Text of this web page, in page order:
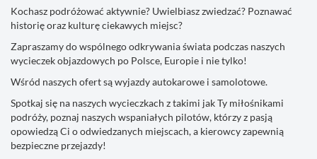
Kochasz podróżować aktywnie? Uwielbiasz zwiedzać? Poznawać
historię oraz kulturę ciekawych miejsc?
Zapraszamy do wspólnego odkrywania świata podczas naszych
wycieczek objazdowych po Polsce, Europie i nie tylko!
Wśród naszych ofert są wyjazdy autokarowe i samolotowe.
Spotkaj się na naszych wycieczkach z takimi jak Ty miłośnikami
podróży, poznaj naszych wspaniałych pilotów, którzy z pasją
opowiedzą Ci o odwiedzanych miejscach, a kierowcy zapewnią
bezpieczne przejazdy!